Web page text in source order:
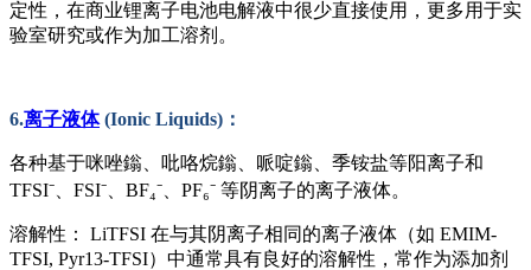
定性，在商业锂离子电池电解液中很少直接使用，更多用于实
验室研究或作为加工溶剂。
6.离子液体(Ionic Liquids)：
各种基于咪唑鎓、吡咯烷鎓、哌啶鎓、季铵盐等阳离子和
TFSI⁻、FSI⁻、BF₄⁻、PF₆⁻ 等阴离子的离子液体。
溶解性：
LiTFSI 在与其阴离子相同的离子液体（如 EMIM-
TFSI, Pyr13-TFSI）中通常具有良好的溶解性，常作为添加剂